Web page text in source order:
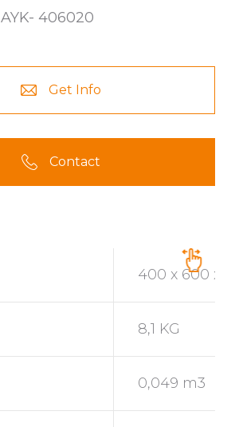
AYK- 406020
Get Info
Contact
400 x 600 x
8,1 KG
0,049 m3